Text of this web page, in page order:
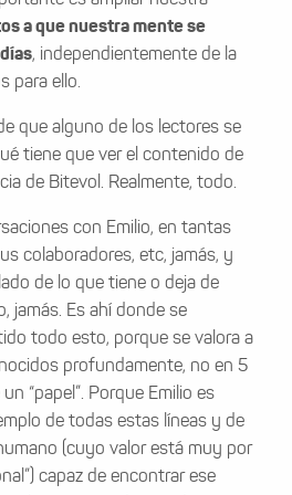
a que nuestra mente se
, independientemente de la
para ello.
que alguno de los lectores se
tiene que ver el contenido de
de Bitevol. Realmente, todo.
con Emilio, en tantas
colaboradores, etc, jamás, y
de lo que tiene o deja de
jamás. Es ahí donde se
todo esto, porque se valora a
profundamente, no en 5
“papel”. Porque Emilio es
de todas estas líneas y de
(cuyo valor está muy por
capaz de encontrar ese